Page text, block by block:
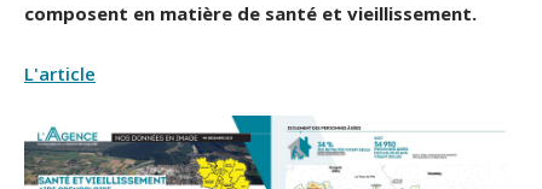
composent en matière de santé et vieillissement.
L'article